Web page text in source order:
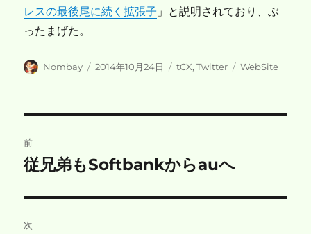
レスの最後尾に続く拡張子 」と説明されており、ぶ
ったまげた。
投
Nombay
投
2014年10月24日
カ
tCX,Twitter
タ
WebSite
稿
ビ
前
前
投
稿:
従兄弟もSoftbankからauへ
次